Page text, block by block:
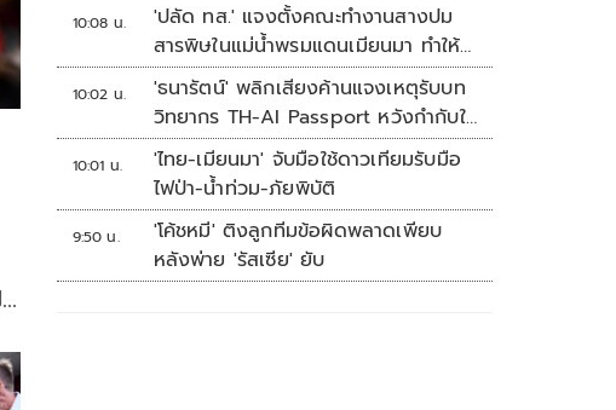
10:08 น.
'ปลัด ทส.' แจงตั้งคณะทำงานสางปม
สารพิษในแม่น้ำพรมแดนเมียนมา ทำให้
แก้ปัญหารวดเร็ว
10:02 น.
'ธนารัตน์' พลิกเสียงค้านแจงเหตุรับบท
วิทยากร TH-AI Passport หวังกำกับใช้
งบเหมาะสม ชูจุดเด่นคนไทยได้ใช้ AI
ระดับโปร ลดเหลื่อมล้ำทางเทคโนโลยี
เซฟงบไปกว่า900ล้าน เชื่อหากใช้เต็มที่
เอกชนขาดทุนย่อยยับ
10:01 น.
'ไทย-เมียนมา' จับมือใช้ดาวเทียมรับมือ
ไฟป่า-น้ำท่วม-ภัยพิบัติ
9:50 น.
'โค้ชหมี' ติงลูกทีมข้อผิดพลาดเพียบ
หลังพ่าย 'รัสเซีย' ยับ